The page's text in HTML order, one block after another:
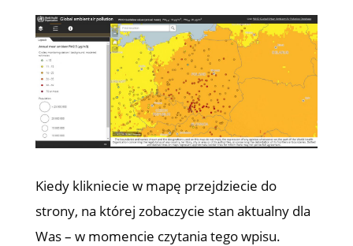
Kiedy klikniecie w mapę przejdziecie do
strony, na której zobaczycie stan aktualny dla
Was – w momencie czytania tego wpisu.